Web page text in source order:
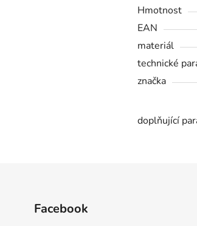
Hmotnost
EAN
materiál
technické
značka
doplňující
Facebook